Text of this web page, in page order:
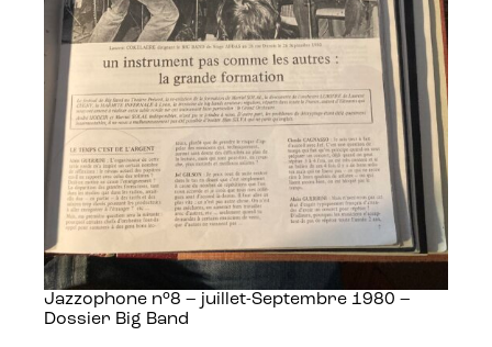
Jazzophone n°8 – juillet-Septembre 1980 –
Dossier Big Band